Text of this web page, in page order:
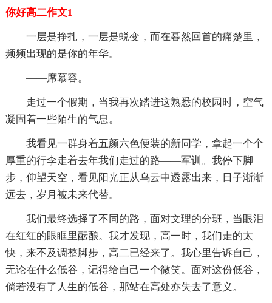
你好高二作文1
一层是挣扎，一层是蜕变，而在暮然回首的痛楚里，
频频出现的是你的年华。
——席慕容。
走过一个假期，当我再次踏进这熟悉的校园时，空气
凝固着一些陌生的气息。
我看见一群身着五颜六色便装的新同学，拿起一个个
厚重的行李走着去年我们走过的路——军训。我停下脚
步，仰望天空，看见阳光正从乌云中透露出来，日子渐渐
远去，岁月被未来代替。
我们最终选择了不同的路，面对文理的分班，当眼泪
在红红的眼眶里酝酿。我才发现，高一时，我们走的太
快，来不及调整脚步，高二已经来了。我心里告诉自己，
无论在什么低谷，记得给自己一个微笑。面对这份低谷，
倘若没有了人生的低谷，那站在高处亦失去了意义。